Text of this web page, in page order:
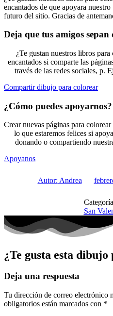
encantados de que apoyara
futuro del sitio. Gracias de
Deja que tus amigos sepan
¿Te gustan nuestros libros
encantados si comparte las
través de las redes sociales, p.
Compartir dibujo para colorear
¿Cómo puedes apoyarnos?
Crear nuevas páginas para
lo que estaremos felices si
donando o compartiendo
Apoyanos
Autor: Andrea
San
¿Te gusta esta
Deja una respuesta
Tu dirección de correo electrónico
obligatorios están marcados con *